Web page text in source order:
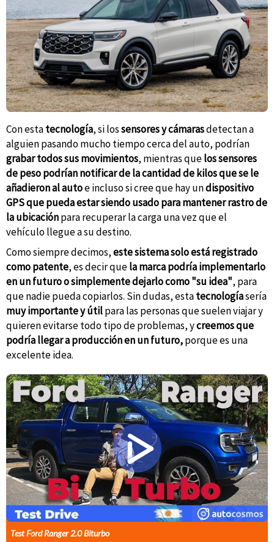
Con estatecnología, si lossensores y cámarasdetectan a
alguien pasando mucho tiempo cerca del auto, podrían
grabar todos sus movimientos, mientras quelos sensores
de peso podrían notificar de la cantidad de kilosque se le
añadieron al autoe incluso si cree que hay undispositivo
GPS que pueda estar siendo usado para mantener rastro de
laubicaciónpara recuperar la carga una vez que el
vehículo llegue a su destino.
Como siempre decimos,este sistema solo está registrado
como patente, es decir quela marca podría implementarlo
en un futuro o simplemente dejarlo como "su idea", para
que nadie pueda copiarlos. Sin dudas, estatecnologíasería
muy importante y útilpara las personas que suelen viajar y
quieren evitarse todo tipo de problemas, ycreemos que
podría llegar a producción en un futuro,porque es una
excelente idea.
Test Ford Ranger 2.0 Biturbo